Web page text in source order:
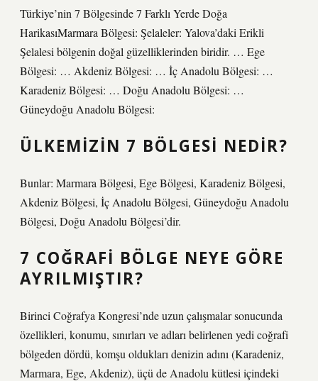
Türkiye’nin 7 Bölgesinde 7 Farklı Yerde Doğa
HarikasıMarmara Bölgesi: Şelaleler: Yalova’daki Erikli
Şelalesi bölgenin doğal güzelliklerinden biridir. … Ege
Bölgesi: … Akdeniz Bölgesi: … İç Anadolu Bölgesi: …
Karadeniz Bölgesi: … Doğu Anadolu Bölgesi: …
Güneydoğu Anadolu Bölgesi:
ÜLKEMIZIN 7 BÖLGESI NEDIR?
Bunlar: Marmara Bölgesi, Ege Bölgesi, Karadeniz Bölgesi,
Akdeniz Bölgesi, İç Anadolu Bölgesi, Güneydoğu Anadolu
Bölgesi, Doğu Anadolu Bölgesi’dir.
7 COĞRAFI BÖLGE NEYE GÖRE
AYRILMIŞTIR?
Birinci Coğrafya Kongresi’nde uzun çalışmalar sonucunda
özellikleri, konumu, sınırları ve adları belirlenen yedi coğrafi
bölgeden dördü, komşu oldukları denizin adını (Karadeniz,
Marmara, Ege, Akdeniz), üçü de Anadolu kütlesi içindeki